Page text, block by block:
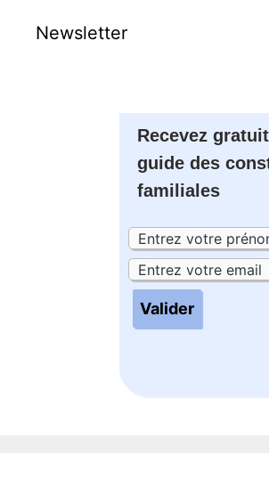
Newsletter
Recevez
guide des
familiales